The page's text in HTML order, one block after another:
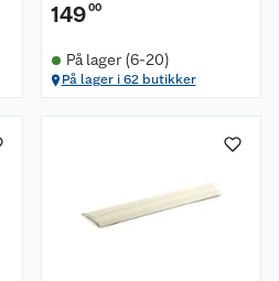
14900
På lager (6-20)
På lager i 62 butikker